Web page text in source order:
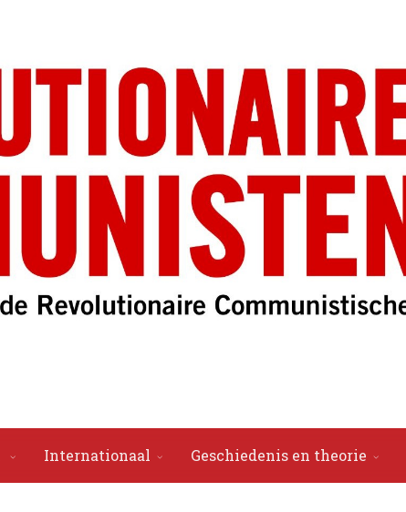
Internationaal Geschiedenis en theorie